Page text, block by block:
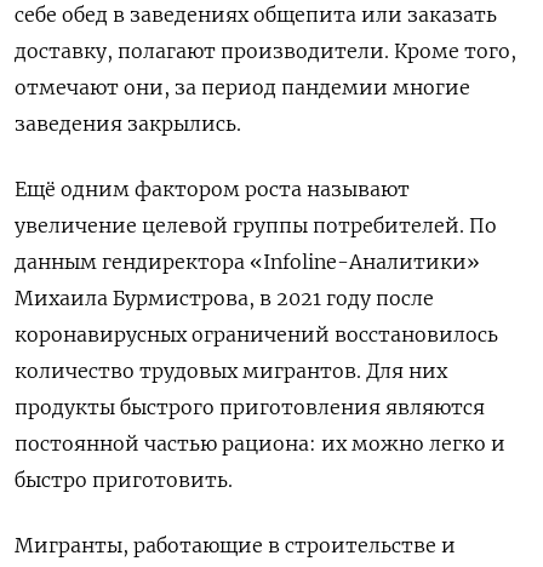
себе обед в заведениях общепита или заказать
доставку, полагают производители. Кроме того,
отмечают они, за период пандемии многие
заведения закрылись.
Ещё одним фактором роста называют
увеличение целевой группы потребителей. По
данным гендиректора «Infoline-Аналитики»
Михаила Бурмистрова, в 2021 году после
коронавирусных ограничений восстановилось
количество трудовых мигрантов. Для них
продукты быстрого приготовления являются
постоянной частью рациона: их можно легко и
быстро приготовить.
Мигранты, работающие в строительстве и